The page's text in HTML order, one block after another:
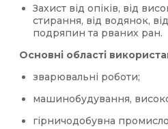
Захист від опіків, від
стирання, від водянок,
подряпин та рваних ран.
Основні області
зварювальні роботи;
машинобудування,
гірничодобувна